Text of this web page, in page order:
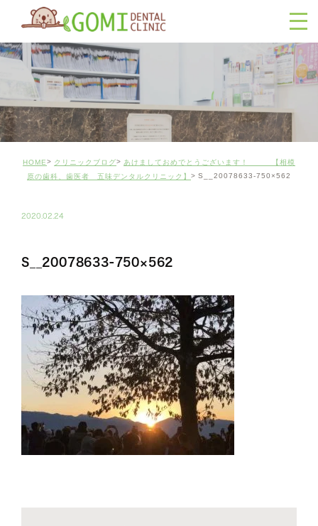
HOME クリニックブログ
あけましておめでとうございます！ 【相模
原の歯科、歯医者 五味デンタルクリニック】
S__20078633-750×562
2020.02.24
S__20078633-750×562